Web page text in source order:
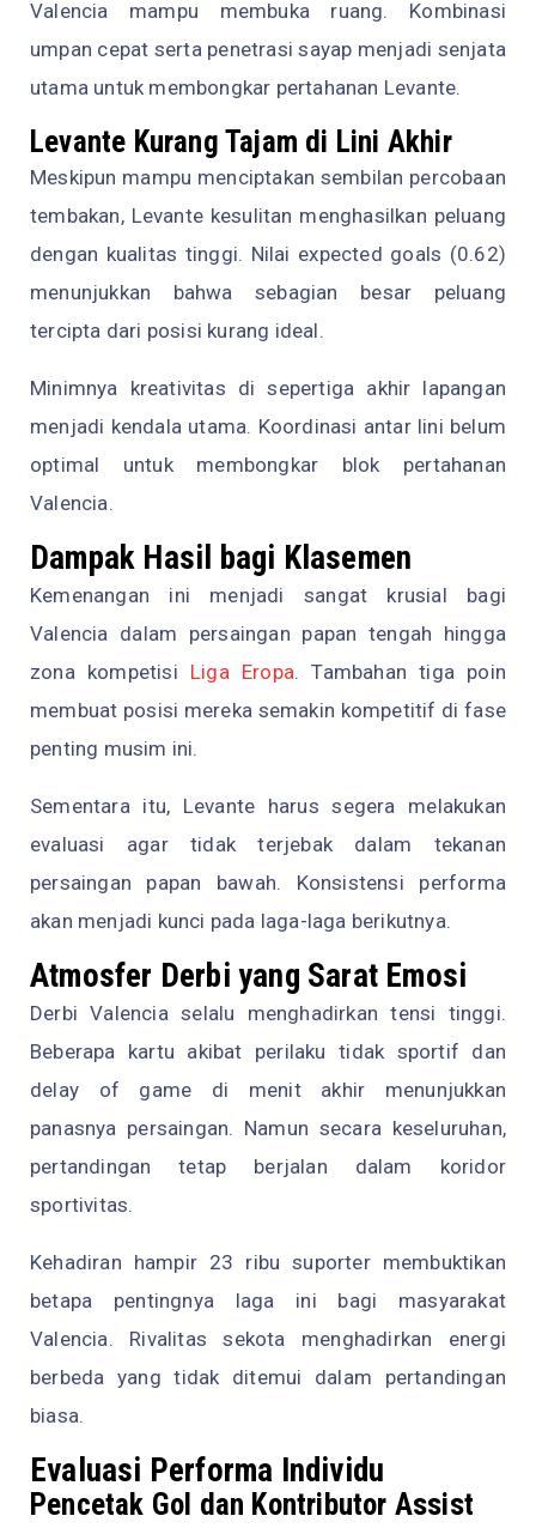
Valencia mampu membuka ruang. Kombinasi
umpan cepat serta penetrasi sayap menjadi senjata
utama untuk membongkar pertahanan Levante.
Levante Kurang Tajam di Lini Akhir
Meskipun mampu menciptakan sembilan percobaan
tembakan, Levante kesulitan menghasilkan peluang
dengan kualitas tinggi. Nilai expected goals (0.62)
menunjukkan bahwa sebagian besar peluang
tercipta dari posisi kurang ideal.
Minimnya kreativitas di sepertiga akhir lapangan
menjadi kendala utama. Koordinasi antar lini belum
optimal untuk membongkar blok pertahanan
Valencia.
Dampak Hasil bagi Klasemen
Kemenangan ini menjadi sangat krusial bagi
Valencia dalam persaingan papan tengah hingga
zona kompetisi Liga Eropa. Tambahan tiga poin
membuat posisi mereka semakin kompetitif di fase
penting musim ini.
Sementara itu, Levante harus segera melakukan
evaluasi agar tidak terjebak dalam tekanan
persaingan papan bawah. Konsistensi performa
akan menjadi kunci pada laga-laga berikutnya.
Atmosfer Derbi yang Sarat Emosi
Derbi Valencia selalu menghadirkan tensi tinggi.
Beberapa kartu akibat perilaku tidak sportif dan
delay of game di menit akhir menunjukkan
panasnya persaingan. Namun secara keseluruhan,
pertandingan tetap berjalan dalam koridor
sportivitas.
Kehadiran hampir 23 ribu suporter membuktikan
betapa pentingnya laga ini bagi masyarakat
Valencia. Rivalitas sekota menghadirkan energi
berbeda yang tidak ditemui dalam pertandingan
biasa.
Evaluasi Performa Individu
Pencetak Gol dan Kontributor Assist